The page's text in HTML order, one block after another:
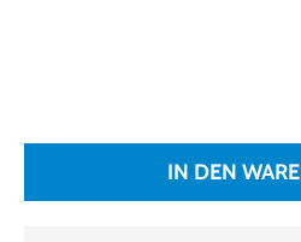
IN DEN